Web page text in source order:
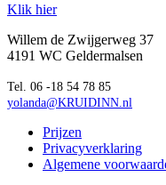
Klik hier
Willem de Zwijgerweg 37
4191 WC Geldermalsen
Tel. 06 -18 54 78 85
yolanda@KRUIDINN.nl
Prijzen
Privacyverklaring
Algemene